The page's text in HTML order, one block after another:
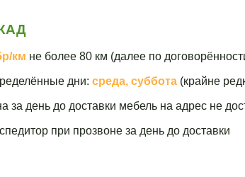
км не более 80 км (далее по
дни: среда, суббота (крайне
за день до доставки мебель на адрес не
при прозвоне за день до доставки